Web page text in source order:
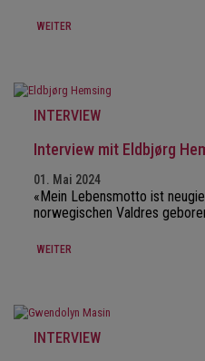
WEITER
INTERVIEW
Interview mit Eldbjørg
01. Mai 2024
«Mein Lebensmotto ist
norwegischen Valdres
WEITER
INTERVIEW